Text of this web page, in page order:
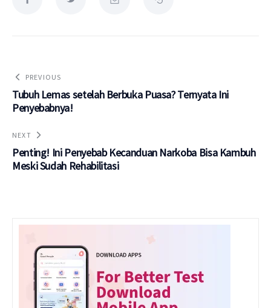
PREVIOUS
Tubuh Lemas setelah Berbuka Puasa? Ternyata Ini
Penyebabnya!
NEXT
Penting! Ini Penyebab Kecanduan Narkoba Bisa Kambuh
Meski Sudah Rehabilitasi